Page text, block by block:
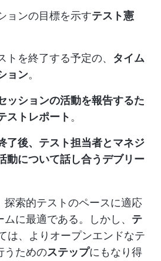
ョンの目標を示すテスト憲
トを終了する予定の、 タイム
ョン。
ッションの活動を報告するた
ストレポート 。
了後、テスト担当者とマネジ
動について話し合うデブリー
探索的テストのペースに適応
に最適である。しかし、 テ
は、よりオープンエンドなテ
うためのステップにもなり得